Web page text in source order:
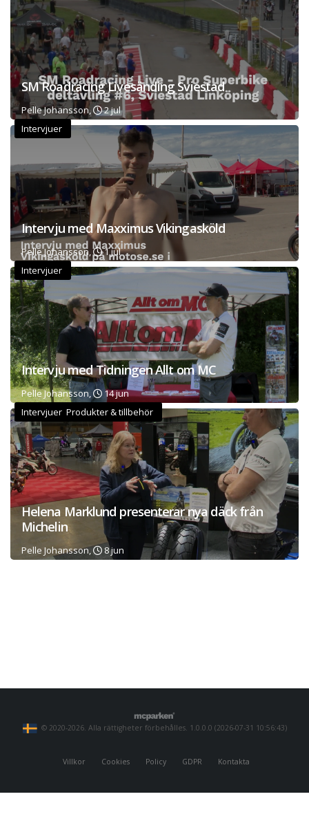
SM Roadracing Livesänding Sviestad
Pelle Johansson,
2 jul
Intervjuer
Intervju med Maxximus Vikingasköld
Pelle Johansson,
1 jul
Intervjuer
Intervju med Tidningen Allt om MC
Pelle Johansson,
14 jun
Intervjuer Produkter & tillbehör
Helena Marklund presenterar nya däck från
Michelin
Pelle Johansson, 8 jun
© 2020-2026. Alla rättigheter förbehålles. 1.0.0.0 (2026-07-31 10:56:43)
Villkor Cookies Policy GDPR Kontakta